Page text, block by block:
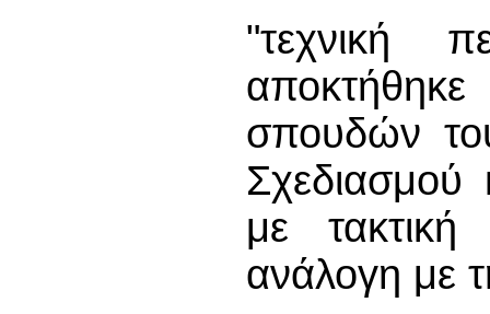
"τεχνική
σπουδών
Σχεδιασμού
με
ανάλογη με